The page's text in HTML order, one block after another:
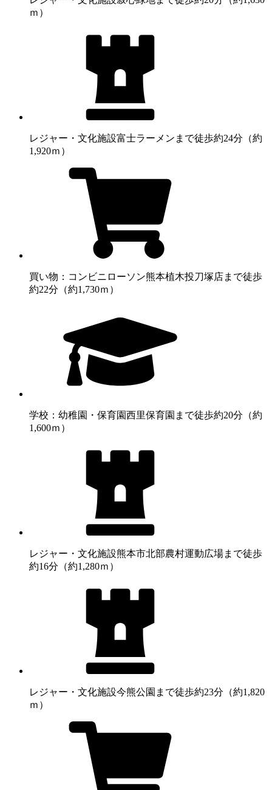
ｍ）
レジャー・文化施設富士ラーメンまで徒歩約24分（約
1,920ｍ）
買い物：コンビニ ローソン熊本植木投刀塚店まで徒歩
約22分（約1,730ｍ）
学校：幼稚園・保育園西里保育園まで徒歩約20分（約
1,600ｍ）
レジャー・文化施設熊本市北部農村運動広場まで徒歩
約16分（約1,280ｍ）
レジャー・文化施設今熊公園まで徒歩約23分（約1,820
ｍ）